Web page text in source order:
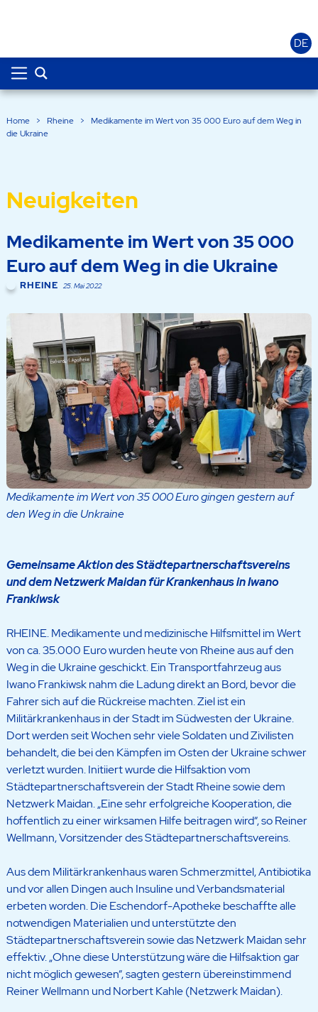
DE
Home > Rheine >
Medikamente im Wert von 35 000 Euro auf dem Weg in
die Ukraine
Neuigkeiten
Medikamente im Wert von 35 000
Euro auf dem Weg in die Ukraine
RHEINE 25. Mai 2022
Medikamente im Wert von 35 000 Euro gingen gestern auf
den Weg in die Unkraine
Gemeinsame Aktion des Städtepartnerschaftsvereins
und dem Netzwerk Maidan für Krankenhaus in Iwano
Frankiwsk
RHEINE. Medikamente und medizinische Hilfsmittel im Wert
von ca. 35.000 Euro wurden heute von Rheine aus auf den
Weg in die Ukraine geschickt. Ein Transportfahrzeug aus
Iwano Frankiwsk nahm die Ladung direkt an Bord, bevor die
Fahrer sich auf die Rückreise machten. Ziel ist ein
Militärkrankenhaus in der Stadt im Südwesten der Ukraine.
Dort werden seit Wochen sehr viele Soldaten und Zivilisten
behandelt, die bei den Kämpfen im Osten der Ukraine schwer
verletzt wurden. Initiiert wurde die Hilfsaktion vom
Städtepartnerschaftsverein der Stadt Rheine sowie dem
Netzwerk Maidan. „Eine sehr erfolgreiche Kooperation, die
hoffentlich zu einer wirksamen Hilfe beitragen wird“, so Reiner
Wellmann, Vorsitzender des Städtepartnerschaftsvereins.
Aus dem Militärkrankenhaus waren Schmerzmittel, Antibiotika
und vor allen Dingen auch Insuline und Verbandsmaterial
erbeten worden. Die Eschendorf-Apotheke beschaffte alle
notwendigen Materialien und unterstützte den
Städtepartnerschaftsverein sowie das Netzwerk Maidan sehr
effektiv. „Ohne diese Unterstützung wäre die Hilfsaktion gar
nicht möglich gewesen“, sagten gestern übereinstimmend
Reiner Wellmann und Norbert Kahle (Netzwerk Maidan).